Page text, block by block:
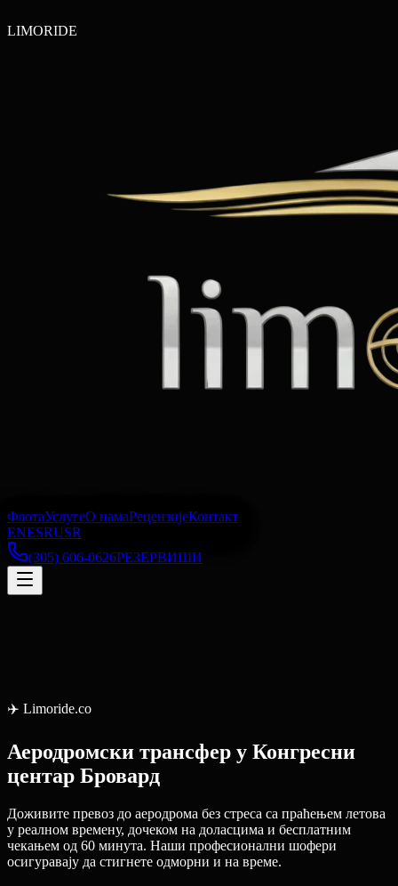
LIMORIDE
ФлотаУслугеО намаРецензијеКонтакт
ENESRUSR
(305) 606-0626РЕЗЕРВИШИ
✈️ Limoride.co
Аеродромски трансфер у Конгресни
центар Бровард
Доживите превоз до аеродрома без стреса са праћењем летова
у реалном времену, дочеком на доласцима и бесплатним
чекањем од 60 минута. Наши професионални шофери
осигуравају да стигнете одморни и на време.